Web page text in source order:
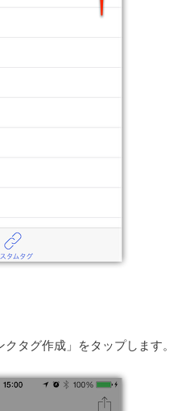
タグ作成」をタップします。